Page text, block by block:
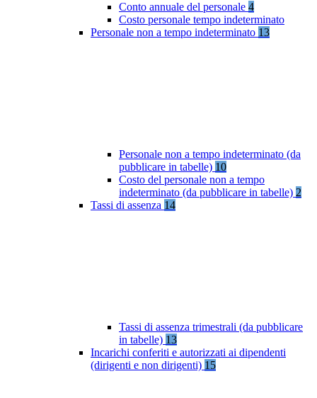
Conto annuale del personale 4
Costo personale tempo indeterminato
Personale non a tempo indeterminato 13
Personale non a tempo indeterminato (da
pubblicare in tabelle) 10
Costo del personale non a tempo
indeterminato (da pubblicare in tabelle) 2
Tassi di assenza 14
Tassi di assenza trimestrali (da pubblicare
in tabelle) 13
Incarichi conferiti e autorizzati ai dipendenti
(dirigenti e non dirigenti) 15